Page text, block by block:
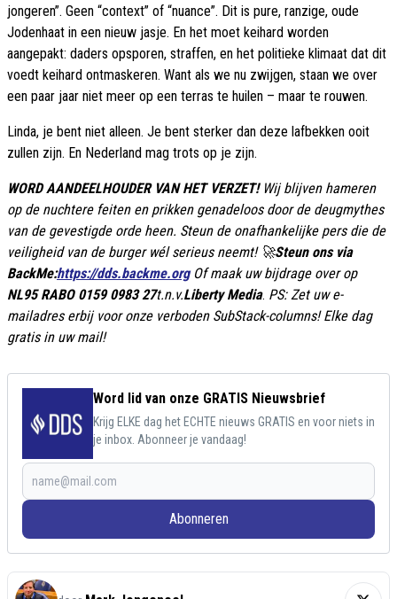
jongeren”. Geen “context” of “nuance”. Dit is pure, ranzige, oude
Jodenhaat in een nieuw jasje. En het moet keihard worden
aangepakt: daders opsporen, straffen, en het politieke klimaat dat dit
voedt keihard ontmaskeren. Want als we nu zwijgen, staan we over
een paar jaar niet meer op een terras te huilen – maar te rouwen.
Linda, je bent niet alleen. Je bent sterker dan deze lafbekken ooit
zullen zijn. En Nederland mag trots op je zijn.
WORD AANDEELHOUDER VAN HET VERZET! Wij blijven hameren
op de nuchtere feiten en prikken genadeloos door de deugmythes
van de gevestigde orde heen. Steun de onafhankelijke pers die de
veiligheid van de burger wél serieus neemt! 🚀Steun ons via
BackMe:https://dds.backme.orgOf maak uw bijdrage over op
NL95 RABO 0159 0983 27t.n.v.Liberty Media. PS: Zet uw e-
mailadres erbij voor onze verboden SubStack-columns! Elke dag
gratis in uw mail!
Word lid van onze GRATIS Nieuwsbrief
Krijg ELKE dag het ECHTE nieuws GRATIS en voor niets in
je inbox. Abonneer je vandaag!
Abonneren